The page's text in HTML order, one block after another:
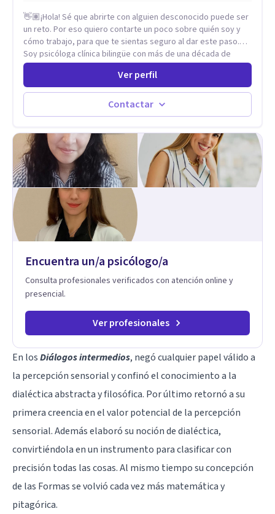
👋🏽¡Hola! Sé que abrirte con alguien desconocido puede ser
un reto. Por eso quiero contarte un poco sobre quién soy y
cómo trabajo, para que te sientas seguro al dar este paso.
Soy psicóloga clínica bilingüe con más de una década de
experiencia. He dictado conferencias, escrito artículos y
ejercido como profesora universitaria. Un dato curioso: he
vivido en varios países y conozco de primera mano lo que
significa ser migrante, adaptarse a los cambios y empezar de
nuevo.
Ver perfil
Contactar
Encuentra un/a psicólogo/a
Consulta profesionales verificados con atención online y
presencial.
Ver profesionales
En losDiálogos intermedios, negó cualquier papel válido a
la percepción sensorial y confinó el conocimiento a la
dialéctica abstracta y filosófica. Por último retornó a su
primera creencia en el valor potencial de la percepción
sensorial. Además elaboró su noción de dialéctica,
convirtiéndola en un instrumento para clasificar con
precisión todas las cosas. Al mismo tiempo su concepción
de las Formas se volvió cada vez más matemática y
pitagórica.